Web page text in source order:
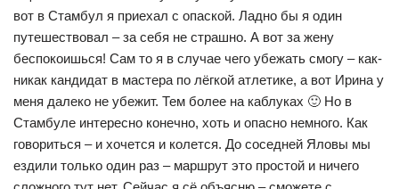
вот в Стамбул я приехал с опаской. Ладно бы я один
путешествовал – за себя не страшно. А вот за жену
беспокоишься! Сам то я в случае чего убежать смогу – как-
никак кандидат в мастера по лёгкой атлетике, а вот Ирина у
меня далеко не убежит. Тем более на каблуках 🙂 Но в
Стамбуле интересно конечно, хоть и опасно немного. Как
говориться – и хочется и колется. До соседней Яловы мы
ездили только один раз – маршрут это простой и ничего